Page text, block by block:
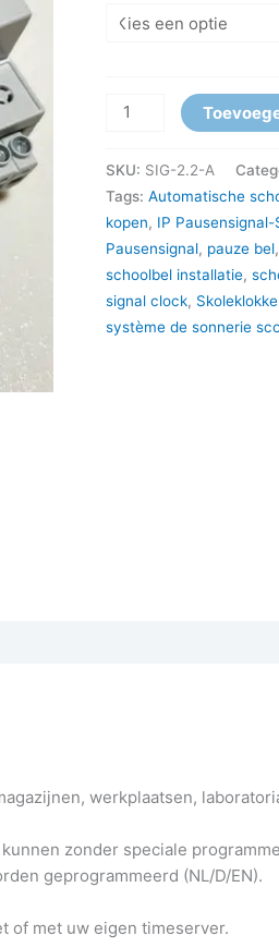
Signaalklok
aantal
SKU: SIG-2.2-A
Tags: Automatische
kopen, IP
Pausensignal, pauze bel,
schoolbel installatie,
signal clock,
système de sonnerie
werkplaatsen,
zonder speciale
geprogrammeerd (NL/D/EN).
of met uw eigen timeserver.